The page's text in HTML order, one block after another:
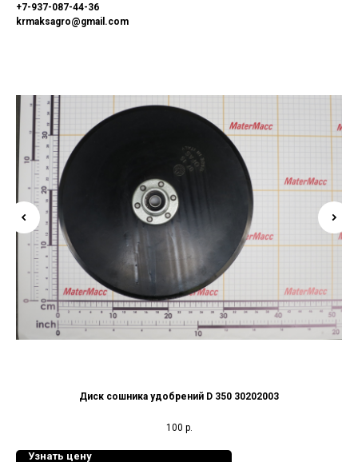
+7-937-087-44-36
krmaksagro@gmail.com
Диск сошника удобрений D 350 30202003
100 р.
Узнать цену